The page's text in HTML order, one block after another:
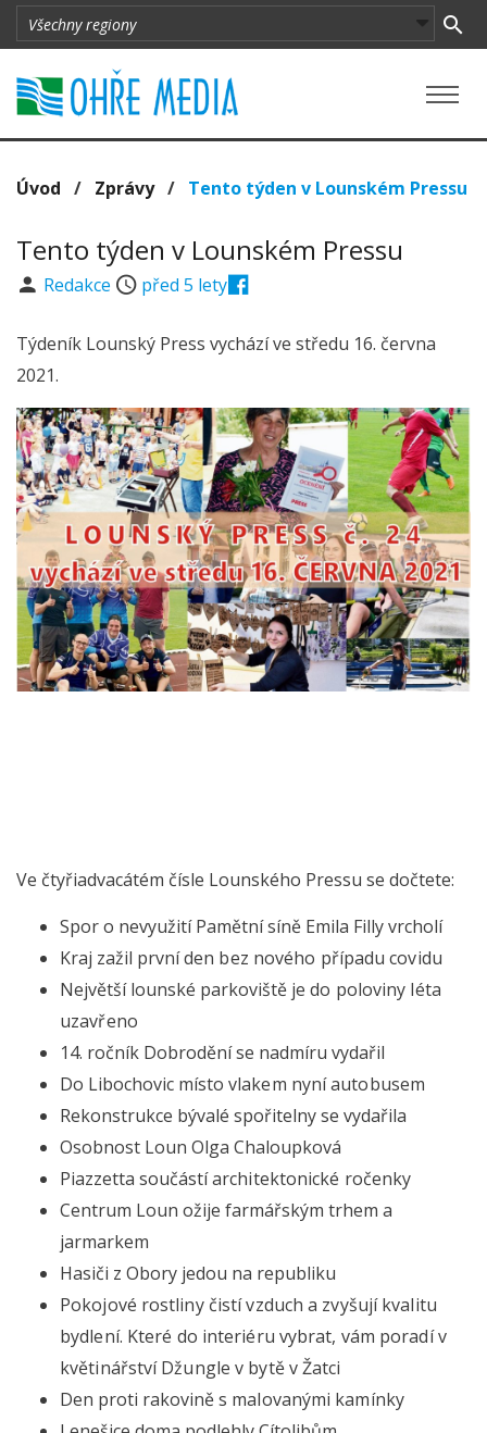
Úvod / Zprávy/ Tento týden v Lounském Pressu
Tento týden v Lounském Pressu
Redakce před 5 lety
Týdeník Lounský Press vychází ve středu 16. června
2021.
Ve čtyřiadvacátém čísle Lounského Pressu se dočtete:
Spor o nevyužití Pamětní síně Emila Filly vrcholí
Kraj zažil prvníden bez nového případu covidu
Největší lounské parkoviště je do poloviny léta
uzavřeno
14. ročník Dobrodění se nadmíru vydařil
Do Libochovic místo vlakem nyní autobusem
Rekonstrukce bývalé spořitelny se vydařila
Osobnost Loun Olga Chaloupková
Piazzetta součástíarchitektonické ročenky
Centrum Loun ožije farmářským trhem a
jarmarkem
Hasiči z Obory jedou na republiku
Pokojové rostliny čistí vzduch a zvyšují kvalitu
bydlení. Které do interiéru vybrat, vám poradí v
květinářství Džungle v bytě v Žatci
Den proti rakoviněs malovanými kamínky